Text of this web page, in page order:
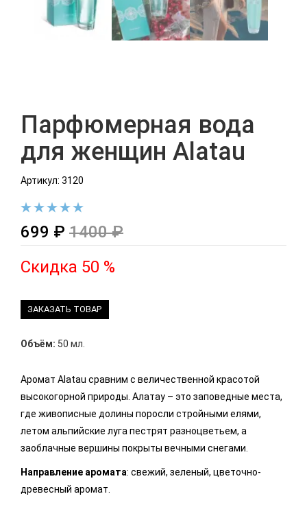
Парфюмерная вода
для женщин Alatau
Артикул: 3120
699 ₽ 1400 ₽
Скидка 50 %
ЗАКАЗАТЬ ТОВАР
Объём: 50 мл.
Аромат Alatau сравним с величественной красотой
высокогорной природы. Алатау – это заповедные места,
где живописные долины поросли стройными елями,
летом альпийские луга пестрят разноцветьем, а
заоблачные вершины покрыты вечными снегами.
Направление аромата: свежий, зеленый, цветочно-
древесный аромат.